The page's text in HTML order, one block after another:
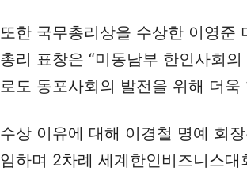
또한 국무총리상을 수상한 이영준
총리 표창은 “미동남부 한인사회
로도 동포사회의 발전을 위해 더
수상 이유에 대해 이경철 명예 회
임하며 2차례 세계한인비즈니스